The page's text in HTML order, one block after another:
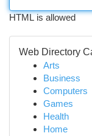
HTML is allowed
Web Directory
Arts
Business
Computers
Games
Health
Home